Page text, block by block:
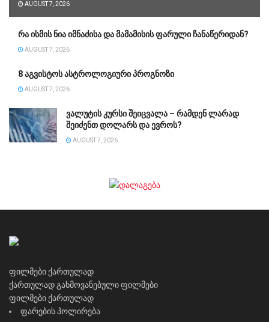
AUGUST 7, 2026
რა ისმის ნია იმნაძისა და მამამისის ფარული ჩანაწერიდან?
AUGUST 7, 2026
8 აგვისტოს ასტროლოგიური პროგნოზი
AUGUST 7, 2026
ვალუტის კურსი შეიცვალა – რამდენ ლარად
შეიძენთ დოლარს და ევროს?
AUGUST 7, 2026
ფილმები ქართულად
ქართულად გახმოვანებული ფილმები
ფილმები ქართულად
ფარების პოლირება